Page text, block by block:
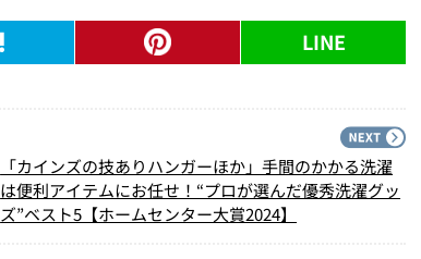
LINE
「カインズの技ありハンガーほか」手間のかかる洗濯
は便利アイテムにお任せ！“プロが選んだ優秀洗濯グッ
ズ”ベスト5【ホームセンター大賞2024】